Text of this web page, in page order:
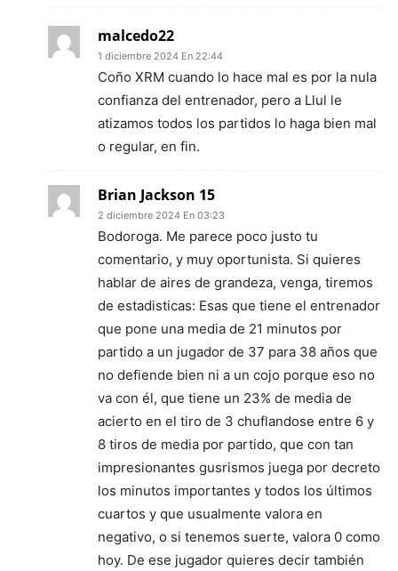
malcedo22
1 diciembre 2024 En 22:44
Coño XRM cuando lo hace mal es por la nula
confianza del entrenador, pero a Llul le
atizamos todos los partidos lo haga bien mal
o regular, en fin.
Brian Jackson 15
2 diciembre 2024 En 03:23
Bodoroga. Me parece poco justo tu
comentario, y muy oportunista. Si quieres
hablar de aires de grandeza, venga, tiremos
de estadisticas: Esas que tiene el entrenador
que pone una media de 21 minutos por
partido a un jugador de 37 para 38 años que
no defiende bien ni a un cojo porque eso no
va con él, que tiene un 23% de media de
acierto en el tiro de 3 chuflandose entre 6 y
8 tiros de media por partido, que con tan
impresionantes gusrismos juega por decreto
los minutos importantes y todos los últimos
cuartos y que usualmente valora en
negativo, o si tenemos suerte, valora 0 como
hoy. De ese jugador quieres decir también